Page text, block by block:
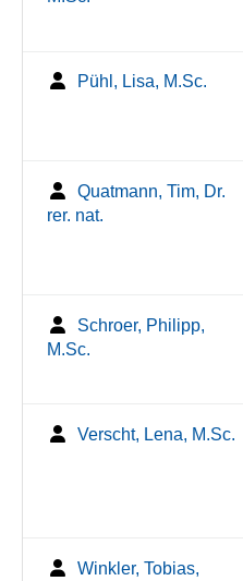
Pühl, Lisa, M.Sc.
Quatmann, Tim, Dr.
rer. nat.
Schroer, Philipp,
M.Sc.
Verscht, Lena, M.Sc.
Winkler, Tobias,